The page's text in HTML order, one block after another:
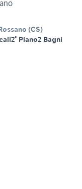
(CS)
2° Piano2 Bagni